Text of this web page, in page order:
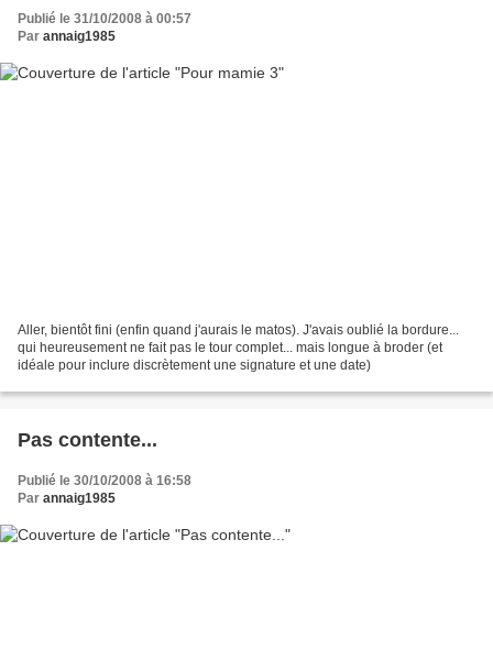
Publié le 31/10/2008 à 00:57
Par annaig1985
Aller, bientôt fini (enfin quand j'aurais le matos). J'avais oublié la bordure...
qui heureusement ne fait pas le tour complet... mais longue à broder (et
idéale pour inclure discrètement une signature et une date)
Pas contente...
Publié le 30/10/2008 à 16:58
Par annaig1985